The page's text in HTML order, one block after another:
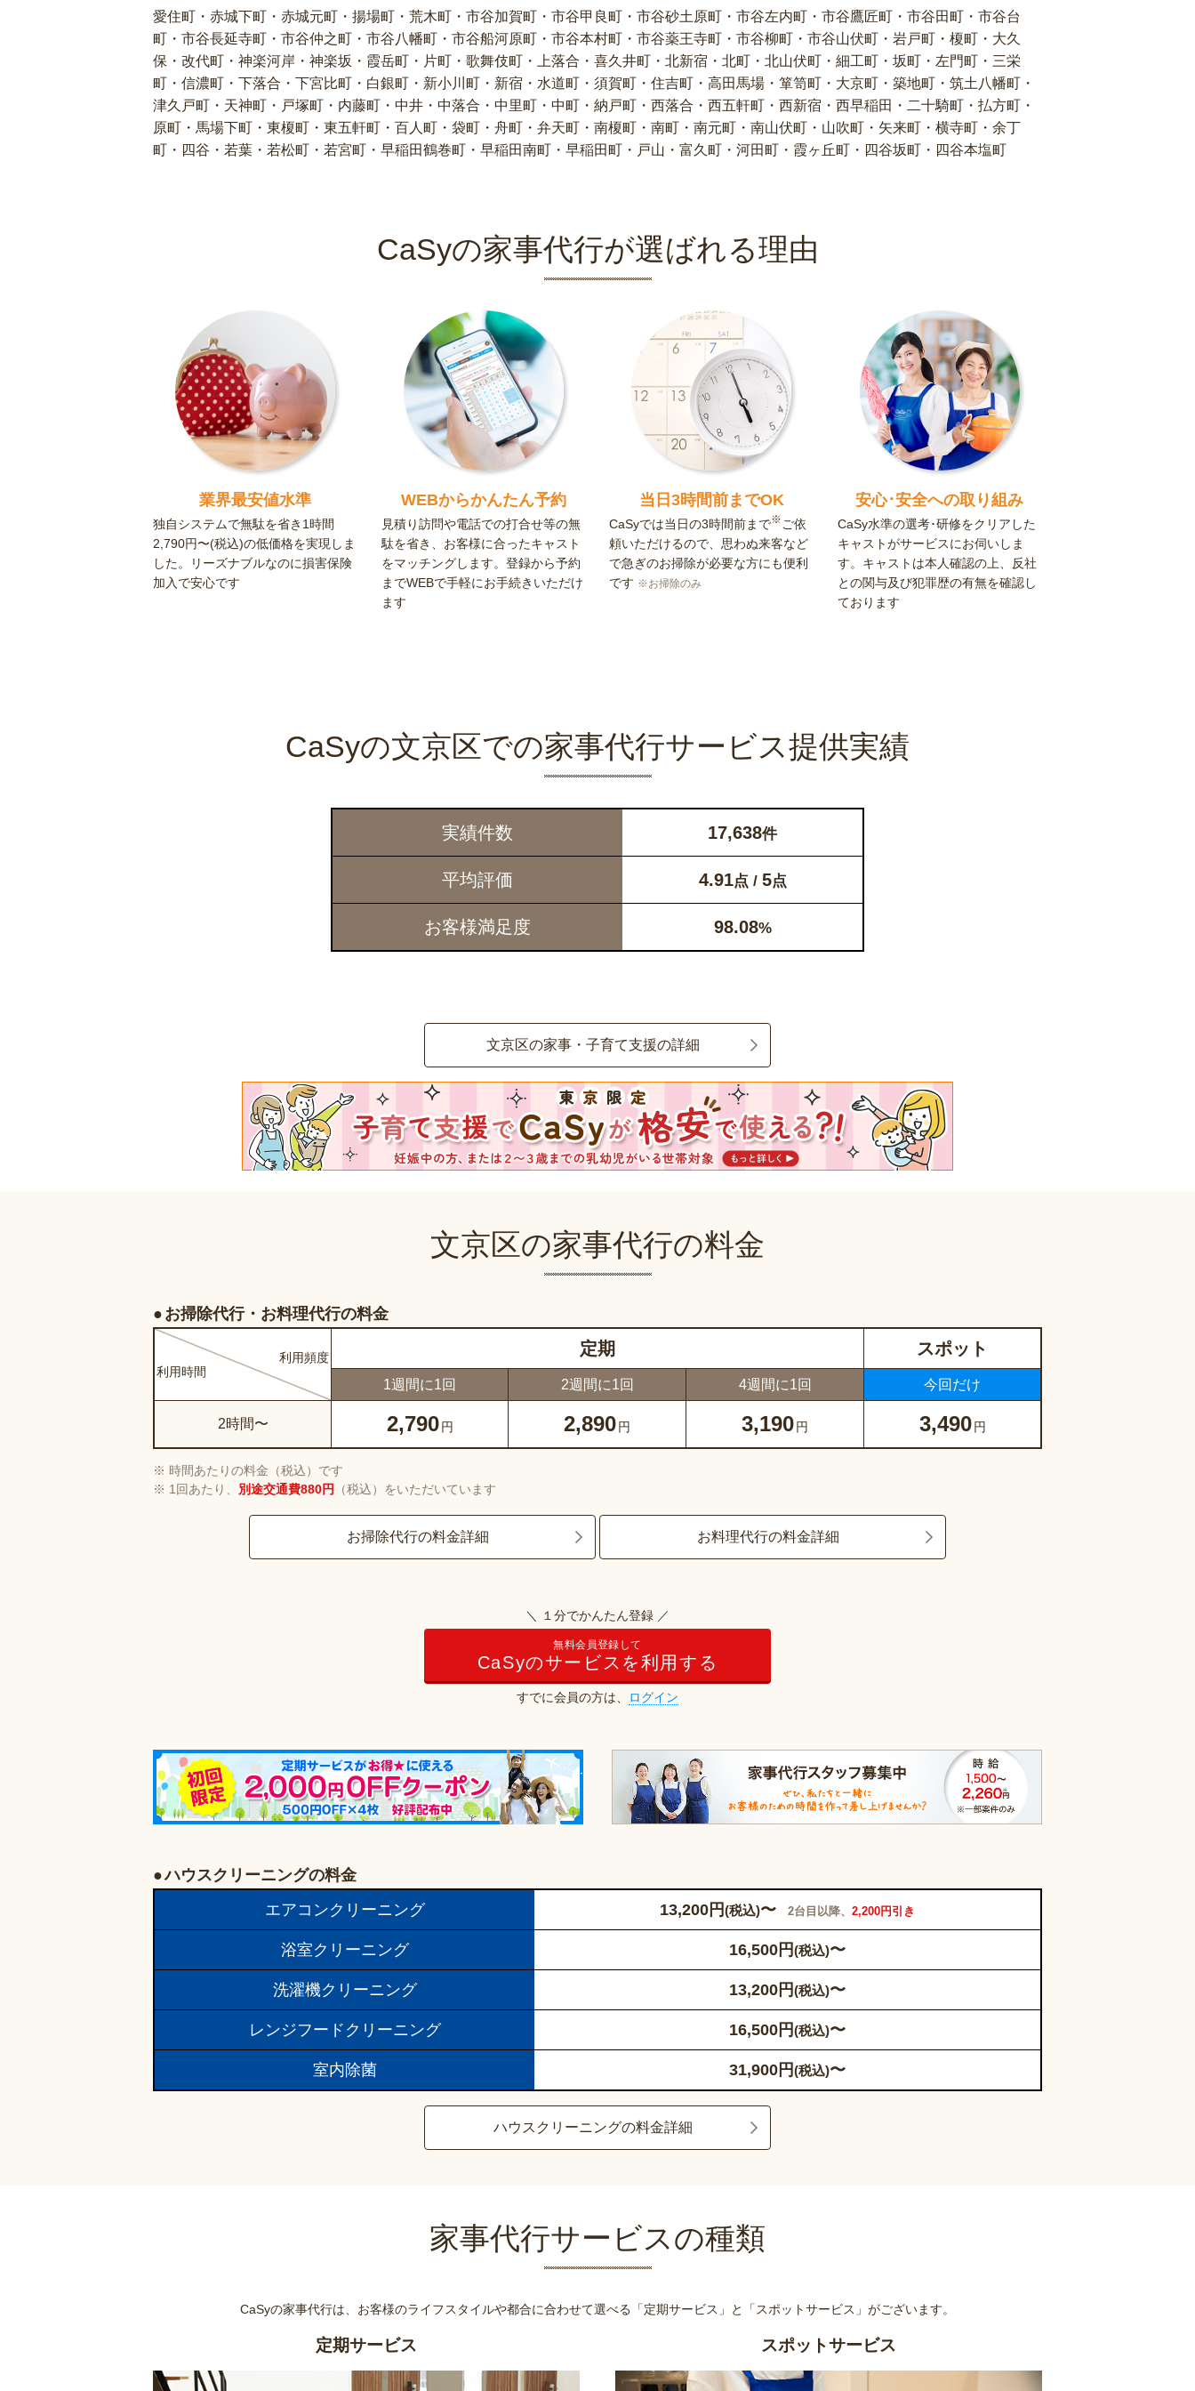
愛住町・赤城下町・赤城元町・揚場町・荒木町・市谷加賀町・市谷甲良町・市谷砂土原町・市谷左内町・市谷鷹匠町・市谷田町・市谷台
町・市谷長延寺町・市谷仲之町・市谷八幡町・市谷船河原町・市谷本村町・市谷薬王寺町・市谷柳町・市谷山伏町・岩戸町・榎町・大久
保・改代町・神楽河岸・神楽坂・霞岳町・片町・歌舞伎町・上落合・喜久井町・北新宿・北町・北山伏町・細工町・坂町・左門町・三栄
町・信濃町・下落合・下宮比町・白銀町・新小川町・新宿・水道町・須賀町・住吉町・高田馬場・箪笥町・大京町・築地町・筑土八幡町・
津久戸町・天神町・戸塚町・内藤町・中井・中落合・中里町・中町・納戸町・西落合・西五軒町・西新宿・西早稲田・二十騎町・払方町・
原町・馬場下町・東榎町・東五軒町・百人町・袋町・舟町・弁天町・南榎町・南町・南元町・南山伏町・山吹町・矢来町・横寺町・余丁
町・四谷・若葉・若松町・若宮町・早稲田鶴巻町・早稲田南町・早稲田町・戸山・富久町・河田町・霞ヶ丘町・四谷坂町・四谷本塩町
CaSyの家事代行が選ばれる理由
業界最安値水準
独自システムで無駄を省き1時間
2,790円〜(税込)の低価格を実現しま
した。リーズナブルなのに損害保険
加入で安心です
WEBからかんたん予約
見積り訪問や電話での打合せ等の無
駄を省き、お客様に合ったキャスト
をマッチングします。登録から予約
までWEBで手軽にお手続きいただけ
ます
当日3時間前までOK
CaSyでは当日の3時間前まで※ ご依
頼いただけるので、思わぬ来客など
で急ぎのお掃除が必要な方にも便利
です ※お掃除のみ
安心･安全への取り組み
CaSy水準の選考･研修をクリアした
キャストがサービスにお伺いしま
す。キャストは本人確認の上、反社
との関与及び犯罪歴の有無を確認し
ております
CaSyの文京区での家事代行サービス提供実績
実績件数 17,638件
平均評価 4.91点 / 5点
お客様満足度 98.08%
文京区の家事・子育て支援の詳細
文京区の家事代行の料金
お掃除代行・お料理代行の料金
利用時間
利用頻度 定期 スポット
1週間に1回 2週間に1回 4週間に1回 今回だけ
2時間〜 2,790 円 2,890円 3,190円 3,490 円
時間あたりの料金（税込）です
1回あたり、 別途交通費880円 （税込）をいただいています
お掃除代行の料金詳細 お料理代行の料金詳細
＼ １分でかんたん登録 ／
無料会員登録して
CaSyのサービスを利用する
すでに会員の方は、 ログイン
ハウスクリーニングの料金
エアコンクリーニング
13,200 円(税込)〜 2台目以降、 2,200円引き
浴室クリーニング 16,500 円(税込)〜
洗濯機クリーニング 13,200 円(税込)〜
レンジフードクリーニング 16,500 円(税込)〜
室内除菌 31,900 円(税込)〜
ハウスクリーニングの料金詳細
家事代行サービスの種類
CaSyの家事代行は、お客様のライフスタイルや都合に合わせて選べる 「定期サービス」と「スポットサービス」がございます。
定期サービス スポットサービス